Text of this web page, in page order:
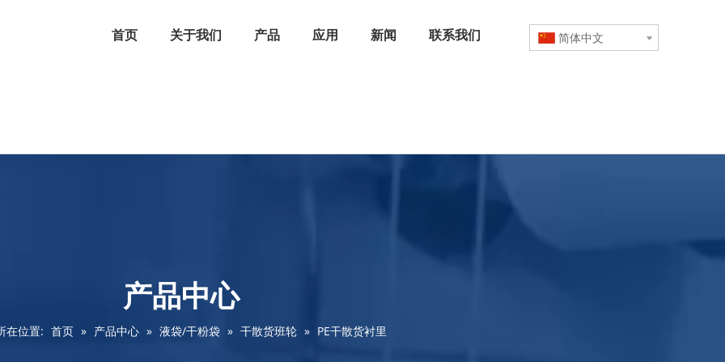
首页 关于我们 产品 应用 新闻 联系我们 简体中文
产品中心
在位置: 首页 » 产品中心 » 液袋/干粉袋 » 干散货班轮 » PE干散货衬里